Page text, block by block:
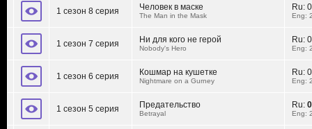
1 сезон 8 серия Человек в маске
The Man in the Mask
Ru:
Eng:
1 сезон 7 серия Ни для кого не герой
Nobody's Hero
Ru:
Eng:
1 сезон 6 серия Кошмар на кушетке
Nightmare on a Gurney
Ru:
Eng:
1 сезон 5 серия Предательство
Betrayal
Ru:
Eng: